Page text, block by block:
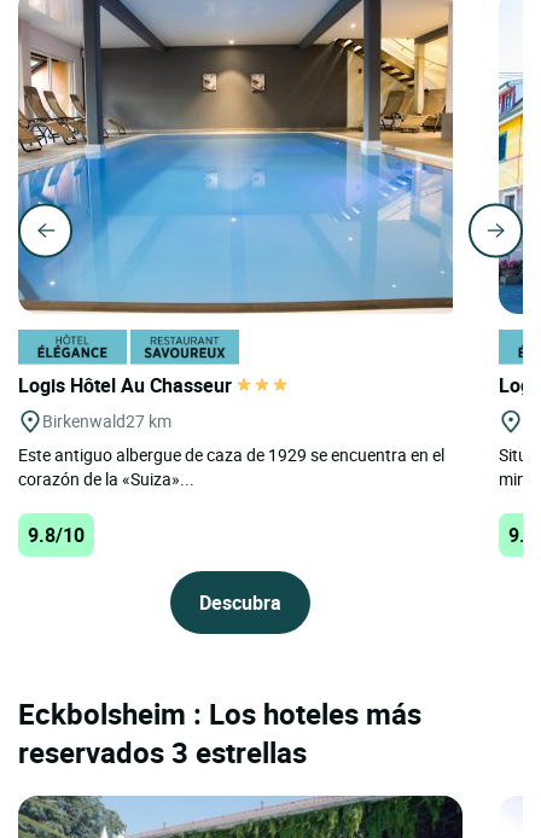
Logis Hôtel Au Chasseur
Birkenwald27 km
Este antiguo albergue de caza de 1929 se encuentra en el
corazón de la «Suiza»...
9.8/10
Descubra
Eckbolsheim : Los hoteles más
reservados 3 estrellas